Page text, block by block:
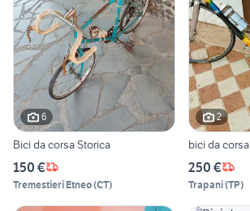
6
Bici da corsa Storica
150 €
Tremestieri Etneo(CT)
2
bici da corsa
250 €
Trapani(TP)